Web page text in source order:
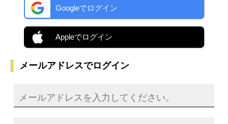
Googleでログイン
Appleでログイン
メールアドレスでログイン